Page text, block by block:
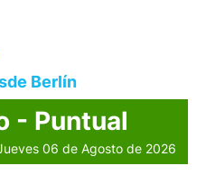
Berlín
- Puntual
06 de Agosto de 2026